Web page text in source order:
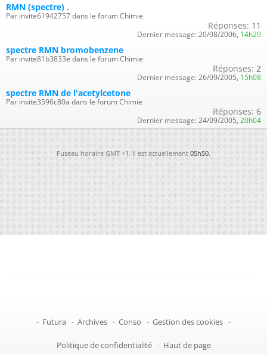
RMN (spectre) .
Par invite61942757 dans le forum Chimie
Réponses: 11
Dernier message: 20/08/2006, 14h29
spectre RMN bromobenzene
Par invite81b3833e dans le forum Chimie
Réponses: 2
Dernier message: 26/09/2005, 15h08
spectre RMN de l'acetylcetone
Par invite3596c80a dans le forum Chimie
Réponses: 6
Dernier message: 24/09/2005, 20h04
Fuseau horaire GMT +1. Il est actuellement05h50.
- Futura - Archives - Conso - Gestion des cookies -
Politique de confidentialité - Haut de page